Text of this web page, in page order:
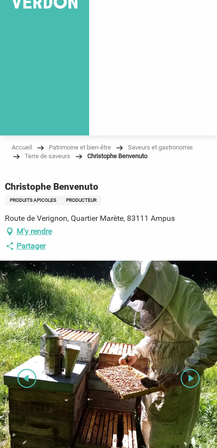
Accueil Patrimoine et bien-être
Saveurs et gastronomie
Terre de saveurs
Christophe Benvenuto
Christophe Benvenuto
PRODUITS APICOLES PRODUCTEUR
Route de Verignon, Quartier Marète, 83111 Ampus
M'y rendre
Partager